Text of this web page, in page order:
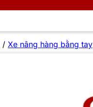
/ Xe nâng hàng bằng tay